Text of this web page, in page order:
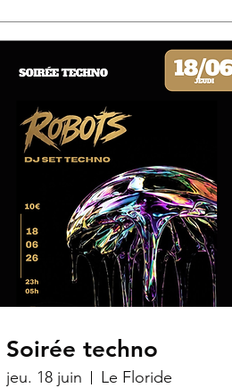
Soirée techno
jeu. 18 juin Le Floride